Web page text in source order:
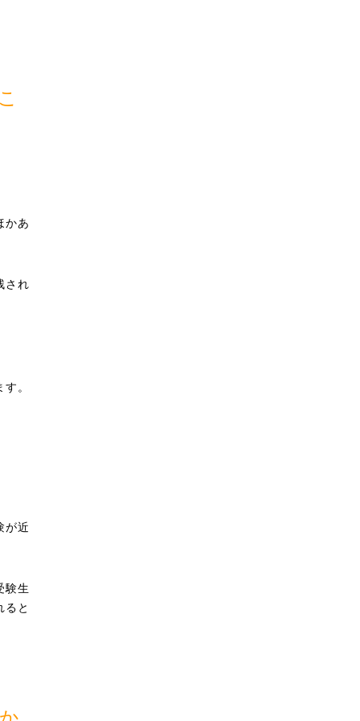
かあ
され
。
が近
験生
ると